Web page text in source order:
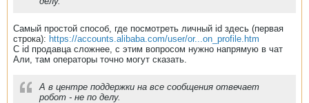
Самый простой способ, где посмотреть личный id здесь (первая
строка): https://accounts.alibaba.com/user/or...on_profile.htm
C id продавца сложнее, с этим вопросом нужно напрямую в чат
Али, там операторы точно могут сказать.
А в центре поддержки на все сообщения отвечает
робот - не по делу.